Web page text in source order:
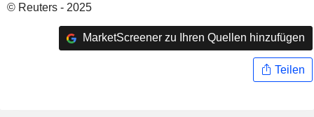
© Reuters - 2025
MarketScreener zu Ihren Quellen hinzufügen
Teilen